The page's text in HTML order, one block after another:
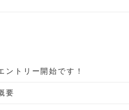
トリー開始です！
要